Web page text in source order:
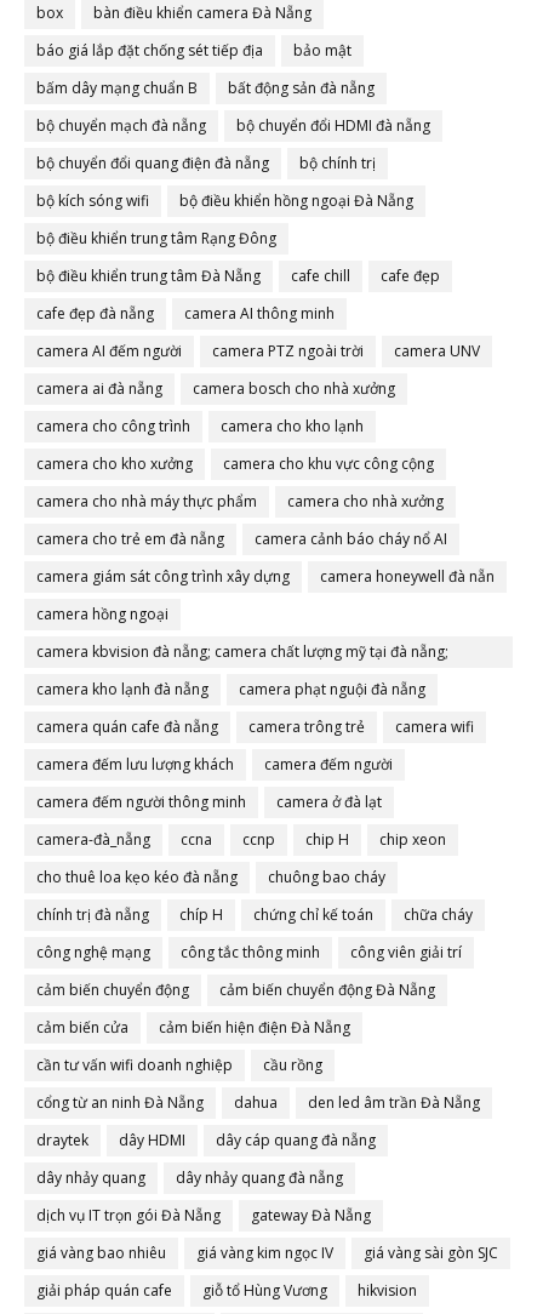
box
bàn điều khiển camera Đà Nẵng
báo giá lắp đặt chống sét tiếp địa
bảo mật
bấm dây mạng chuẩn B
bất động sản đà nẵng
bộ chuyển mạch đà nẵng
bộ chuyển đổi HDMI đà nẵng
bộ chuyển đổi quang điện đà nẵng
bộ chính trị
bộ kích sóng wifi
bộ điều khiển hồng ngoại Đà Nẵng
bộ điều khiển trung tâm Rạng Đông
bộ điều khiển trung tâm Đà Nẵng
cafe chill
cafe đẹp
cafe đẹp đà nẵng
camera AI thông minh
camera AI đếm người
camera PTZ ngoài trời
camera UNV
camera ai đà nẵng
camera bosch cho nhà xưởng
camera cho công trình
camera cho kho lạnh
camera cho kho xưởng
camera cho khu vực công cộng
camera cho nhà máy thực phẩm
camera cho nhà xưởng
camera cho trẻ em đà nẵng
camera cảnh báo cháy nổ AI
camera giám sát công trình xây dựng
camera honeywell đà nẵn
camera hồng ngoại
camera kbvision đà nẵng; camera chất lượng mỹ tại đà nẵng;
camera đà nẵng
camera kho lạnh đà nẵng
camera phạt nguội đà nẵng
camera quán cafe đà nẵng
camera trông trẻ
camera wifi
camera đếm lưu lượng khách
camera đếm người
camera đếm người thông minh
camera ở đà lạt
camera-đà_nẵng
ccna ccnp chip H
chip xeon
cho thuê loa kẹo kéo đà nẵng
chuông bao cháy
chính trị đà nẵng
chíp H chứng chỉ kế toán
chữa cháy
công nghệ mạng
công tắc thông minh
công viên giải trí
cảm biến chuyển động
cảm biến chuyển động Đà Nẵng
cảm biến cửa
cảm biến hiện điện Đà Nẵng
cần tư vấn wifi doanh nghiệp
cầu rồng
cổng từ an ninh Đà Nẵng
dahua
den led âm trần Đà Nẵng
draytek
dây HDMI
dây cáp quang đà nẵng
dây nhảy quang
dây nhảy quang đà nẵng
dịch vụ IT trọn gói Đà Nẵng
gateway Đà Nẵng
giá vàng bao nhiêu
giá vàng kim ngọc IV
giá vàng sài gòn SJC
giải pháp quán cafe
giỗ tổ Hùng Vương hikvision